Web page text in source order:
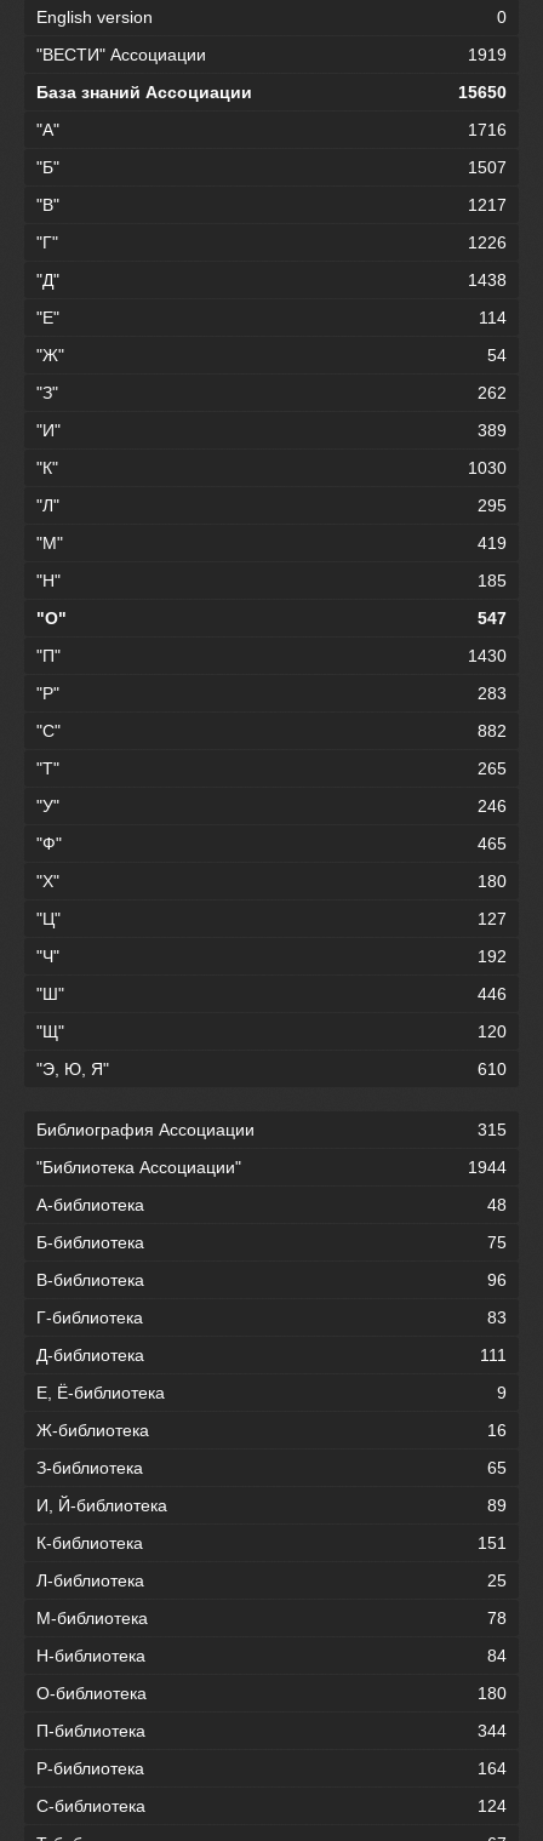
English version
0
"ВЕСТИ" Ассоциации
1919
База знаний Ассоциации
15650
"А"
1716
"Б"
1507
"В"
1217
"Г"
1226
"Д"
1438
"Е"
114
"Ж"
54
"З"
262
"И"
389
"К"
1030
"Л"
295
"М"
419
"Н"
185
"О"
547
"П"
1430
"Р"
283
"С"
882
"Т"
265
"У"
246
"Ф"
465
"Х"
180
"Ц"
127
"Ч"
192
"Ш"
446
"Щ"
120
"Э, Ю, Я"
610
Библиография Ассоциации
315
"Библиотека Ассоциации"
1944
А-библиотека
48
Б-библиотека
75
В-библиотека
96
Г-библиотека
83
Д-библиотека
111
Е, Ё-библиотека
9
Ж-библиотека
16
З-библиотека
65
И, Й-библиотека
89
К-библиотека
151
Л-библиотека
25
М-библиотека
78
Н-библиотека
84
О-библиотека
180
П-библиотека
344
Р-библиотека
164
С-библиотека
124